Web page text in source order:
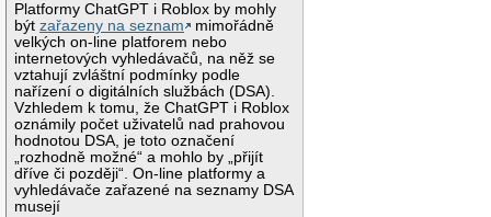
Platformy ChatGPT i Roblox by mohly
býtzařazeny na seznam
mimořádně
velkých on-line platforem nebo
internetových vyhledávačů, na něž se
vztahují zvláštní podmínky podle
nařízení o digitálních službách (DSA).
Vzhledem k tomu, že ChatGPT i Roblox
oznámily počet uživatelů nad prahovou
hodnotou DSA, je toto označení
„rozhodně možné“ a mohlo by „přijít
dříve či později“. On-line platformy a
vyhledávače zařazené na seznamy DSA
musejí